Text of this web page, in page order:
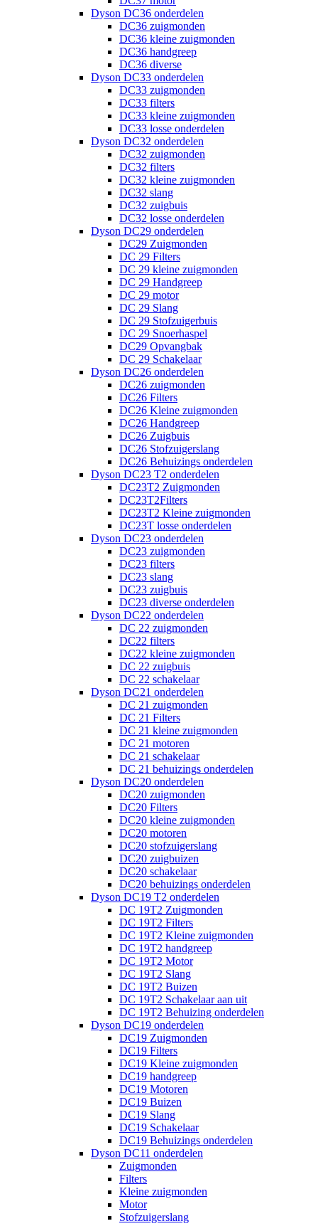
Dyson DC36 onderdelen
DC36 zuigmonden
DC36 kleine zuigmonden
DC36 handgreep
DC36 diverse
Dyson DC33 onderdelen
DC33 zuigmonden
DC33 filters
DC33 kleine zuigmonden
DC33 losse onderdelen
Dyson DC32 onderdelen
DC32 zuigmonden
DC32 filters
DC32 kleine zuigmonden
DC32 slang
DC32 zuigbuis
DC32 losse onderdelen
Dyson DC29 onderdelen
DC29 Zuigmonden
DC 29 Filters
DC 29 kleine zuigmonden
DC 29 Handgreep
DC 29 motor
DC 29 Slang
DC 29 Stofzuigerbuis
DC 29 Snoerhaspel
DC29 Opvangbak
DC 29 Schakelaar
Dyson DC26 onderdelen
DC26 zuigmonden
DC26 Filters
DC26 Kleine zuigmonden
DC26 Handgreep
DC26 Zuigbuis
DC26 Stofzuigerslang
DC26 Behuizings onderdelen
Dyson DC23 T2 onderdelen
DC23T2 Zuigmonden
DC23T2Filters
DC23T2 Kleine zuigmonden
DC23T losse onderdelen
Dyson DC23 onderdelen
DC23 zuigmonden
DC23 filters
DC23 slang
DC23 zuigbuis
DC23 diverse onderdelen
Dyson DC22 onderdelen
DC 22 zuigmonden
DC22 filters
DC22 kleine zuigmonden
DC 22 zuigbuis
DC 22 schakelaar
Dyson DC21 onderdelen
DC 21 zuigmonden
DC 21 Filters
DC 21 kleine zuigmonden
DC 21 motoren
DC 21 schakelaar
DC 21 behuizings onderdelen
Dyson DC20 onderdelen
DC20 zuigmonden
DC20 Filters
DC20 kleine zuigmonden
DC20 motoren
DC20 stofzuigerslang
DC20 zuigbuizen
DC20 schakelaar
DC20 behuizings onderdelen
Dyson DC19 T2 onderdelen
DC 19T2 Zuigmonden
DC 19T2 Filters
DC 19T2 Kleine zuigmonden
DC 19T2 handgreep
DC 19T2 Motor
DC 19T2 Slang
DC 19T2 Buizen
DC 19T2 Schakelaar aan uit
DC 19T2 Behuizing onderdelen
Dyson DC19 onderdelen
DC19 Zuigmonden
DC19 Filters
DC19 Kleine zuigmonden
DC19 handgreep
DC19 Motoren
DC19 Buizen
DC19 Slang
DC19 Schakelaar
DC19 Behuizings onderdelen
Dyson DC11 onderdelen
Zuigmonden
Filters
Kleine zuigmonden
Motor
Stofzuigerslang